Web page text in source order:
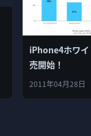
iPhone4ホワ
売開始！
2011年04月28日